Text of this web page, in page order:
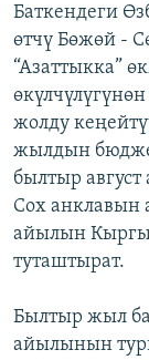
БИЗ ЖАНА
ДАНИСТЕ
ЭЖЕ-СИҢДИЛЕР
АЗАТТЫК+
ЫҢГАЙСЫЗ
Русский
ОНЛАЙН ШЕРИНЕ
ЭЕ/АРнун
Баткендеги
өтчү Бөжөй -
“Азаттыкка”
жолду
жылдын
былтыр
Сох анклавын
айылын
туташтырат.
Былтыр жыл
айылынын